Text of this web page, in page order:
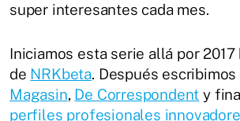
super interesantes cada mes.
Iniciamos esta serie allá por 2017
de NRKbeta. Después escribimos
Magasin, De Correspondent y
perfiles profesionales